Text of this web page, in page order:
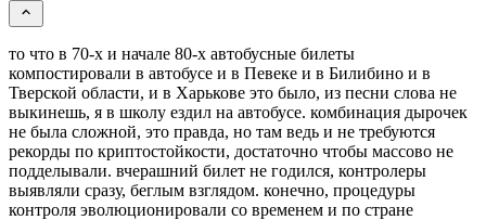
то что в 70-х и начале 80-х автобусные билеты
компостировали в автобусе и в Певеке и в Билибино и в
Тверской области, и в Харькове это было, из песни слова не
выкинешь, я в школу ездил на автобусе. комбинация дырочек
не была сложной, это правда, но там ведь и не требуются
рекорды по криптостойкости, достаточно чтобы массово не
подделывали. вчерашний билет не годился, контролеры
выявляли сразу, беглым взглядом. конечно, процедуры
контроля эволюционировали со временем и по стране